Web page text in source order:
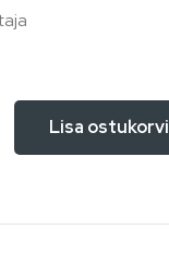
Lisa ostukorvi